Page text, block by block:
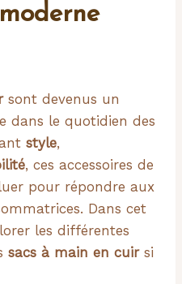
sont devenus un
dans le quotidien des
style,
, ces accessoires de
pour répondre aux
Dans cet
les différentes
sacs à main en cuirsi